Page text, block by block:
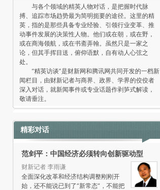
与各个领域的精英人物对话，是把握时代脉
搏、追踪市场趋势最为简明扼要的途径。这里的精
英，指的是那些具备专业经验、引领行业变革、推
动事件发展的决策性人物。他们或在朝，或在野，
或在商海领航，或在书斋弄翰。虽然只是一家之
论，但其手挥目送，俯仰语默，自有动人心弦之
处。
“精英访谈”是财新网和腾讯网共同开发的一档新
闻栏目，由财新记者与商界、政界、学界的佼佼者
深入对话，就新闻事件或专业话题作剥笋式解读，
敬请垂注。
精彩对话
范剑平：中国经济必须转向创新驱动型
财新记者 李雨谦
全面深化改革和经济结构调整刚刚开
始，还不能说已到了“新常态”，不能把